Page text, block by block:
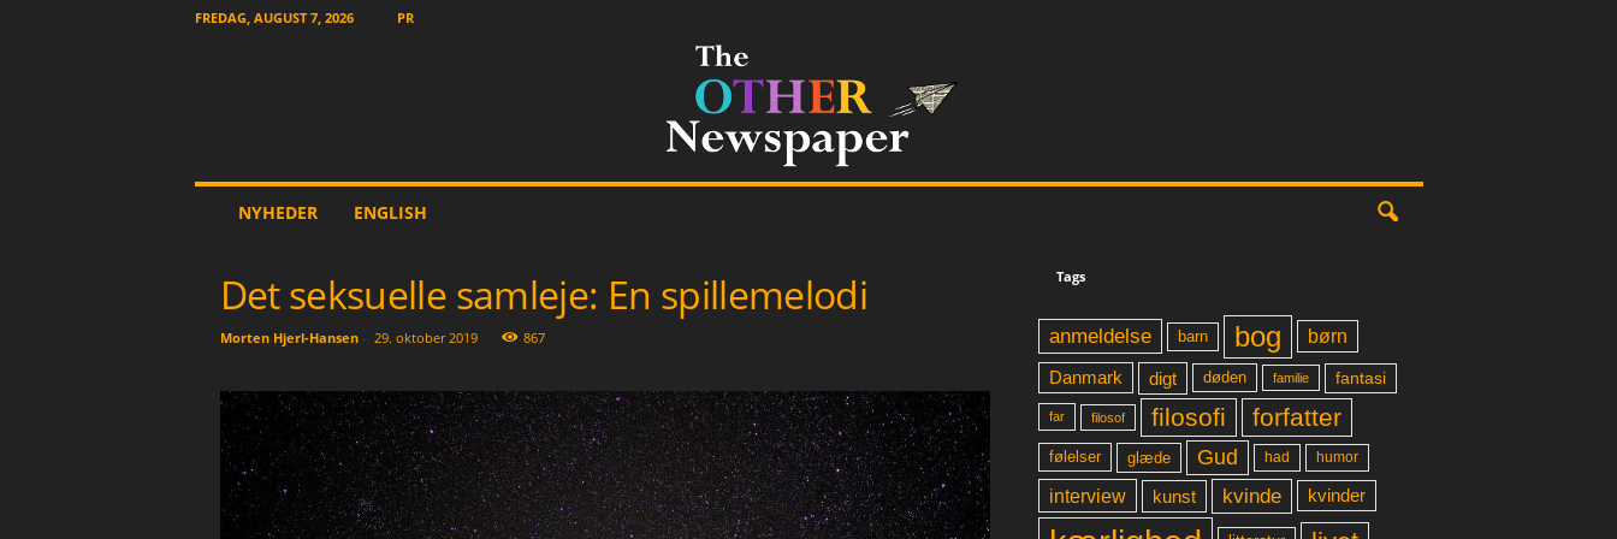
FREDAG, AUGUST 7, 2026 PR
NYHEDER ENGLISH
Det seksuelle samleje: En spillemelodi
Morten Hjerl-Hansen- 29. oktober 2019 867
Tags
anmeldelse barn bog børn
Danmark digt døden familie fantasi
far filosof filosofi forfatter
følelser glæde Gud had humor
interview kunst kvinde kvinder